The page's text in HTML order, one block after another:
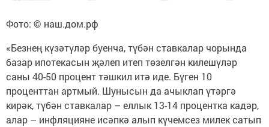
Фото: © наш.дом.рф
«Безнең күзәтүләр буенча, түбән ставкалар чорында
базар ипотекасын җәлеп итеп төзелгән килешүләр
саны 40-50 процент тәшкил итә иде. Бүген 10
проценттан артмый. Шунысын да ачыклап үтәргә
кирәк, түбән ставкалар – еллык 13-14 процентка кадәр,
алар – инфляцияне исәпкә алып күчемсез милек сатып